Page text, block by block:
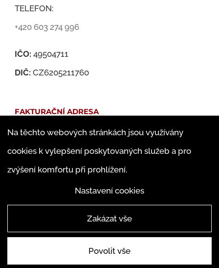
TELEFON:
+420 603 274 996
IČO: 49504711
DIČ: CZ6205211760
FAKTURAČNÍ ADRESA
Famfulíkova 1143/13
182 00 Praha 8 – Kobylisy
Na těchto webových stránkách jsou využívány
cookies k vylepšení poskytovaných služeb a pro
zvýšení komfortu při prohlížení.
Nastavení cookies
Zakázat vše
Povolit vše